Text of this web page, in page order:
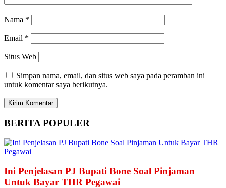
Nama *
Email *
Situs Web
Simpan nama, email, dan situs web saya pada peramban ini
untuk komentar saya berikutnya.
BERITA POPULER
Ini Penjelasan PJ Bupati Bone Soal Pinjaman
Untuk Bayar THR Pegawai